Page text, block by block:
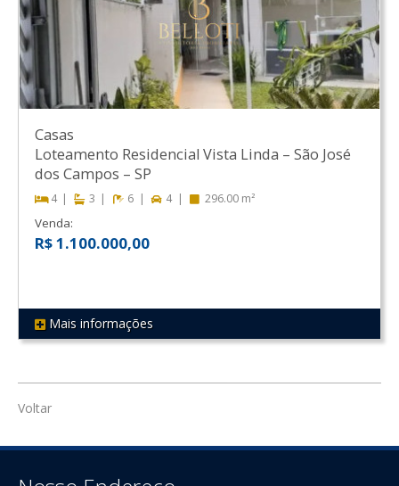
REF 242
Casas
Loteamento Residencial Vista Linda – São José
dos Campos – SP
4 3 6 4 296.00 m²
Venda:
R$ 1.100.000,00
Mais informações
Voltar